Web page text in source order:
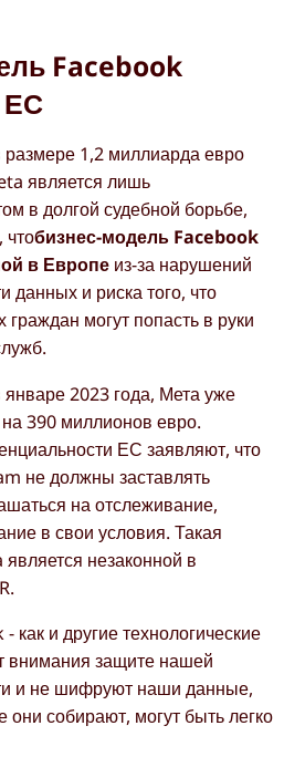
Facebook
ЕС
1,2 миллиарда евро
является лишь
в долгой судебной борьбе,
чтобизнес-модель Facebook
в Европе из-за нарушений
данных и риска того, что
могут попасть в руки
январе 2023 года, Мета уже
390 миллионов евро.
ЕС заявляют, что
не должны заставлять
на отслеживание,
в свои условия. Такая
незаконной в
как и другие технологические
внимания защите нашей
и не шифруют наши данные,
они собирают, могут быть легко